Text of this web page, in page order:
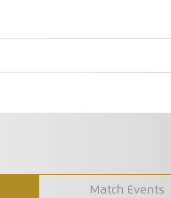
Match Events